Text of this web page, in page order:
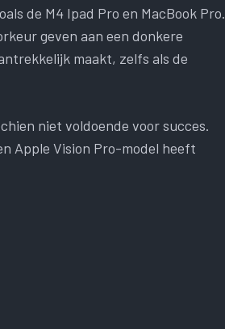
de M4 Ipad Pro en MacBook Pro.
geven aan een donkere
maakt, zelfs als de
niet voldoende voor succes.
Apple Vision Pro-model heeft